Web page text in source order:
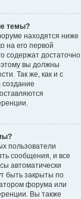
темы?
находятся ниже
на его первой
содержат достаточно
вы должны
Так же, как и с
пользователи
сообщения, и все
автоматически
быть закрыты по
форума или
Вы также